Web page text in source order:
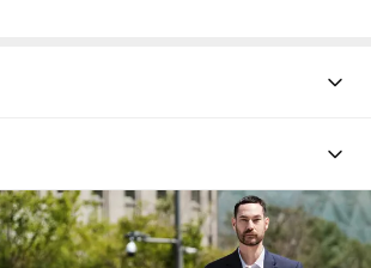
통상적으로 1-2일 소요됩니다.
담합니다. 고객님의 배송 부담 금액은 0원입니다.
출고되는 상품으로, 반품 시 출고 업체 기준에 따라 반품비가 각각